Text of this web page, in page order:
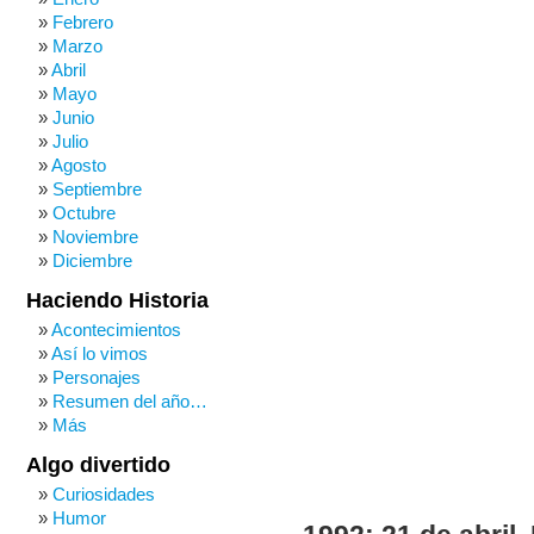
Febrero
Marzo
Abril
Mayo
Junio
Julio
Agosto
Septiembre
Octubre
Noviembre
Diciembre
Haciendo Historia
Acontecimientos
Así lo vimos
Personajes
Resumen del año…
Más
Algo divertido
Curiosidades
Humor